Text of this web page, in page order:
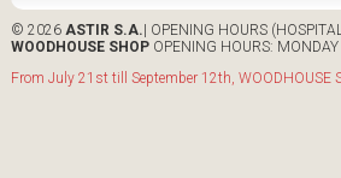
© 2026 ASTIR S.A.| OPENING HOURS
WOODHOUSE SHOPOPENING HOURS:
From July 21st till September 12th, WOODHOUSE